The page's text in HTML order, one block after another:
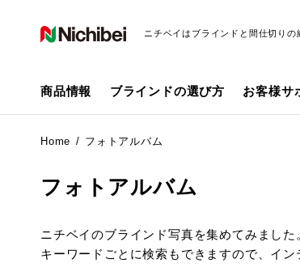
ニチベイはブラインドと間仕切りの
商品情報 ブラインドの選び方 お客様サ
Home フォトアルバム
フォトアルバム
ニチベイのブラインド写真を集めてみました
キーワードごとに検索もできますので、イン